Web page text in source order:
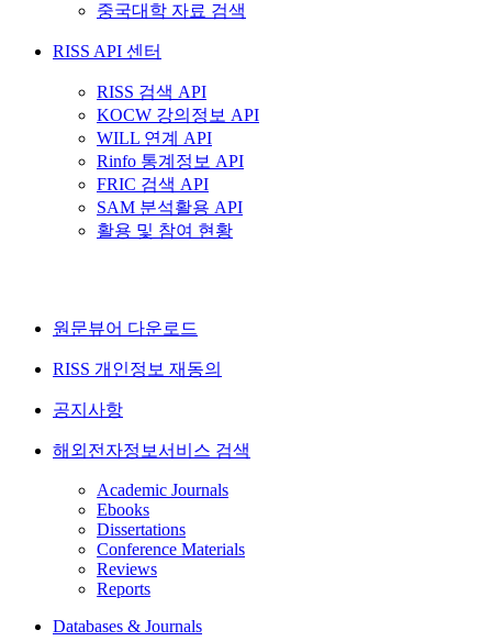
중국대학 자료 검색
RISS API 센터
RISS 검색 API
KOCW 강의정보 API
WILL 연계 API
Rinfo 통계정보 API
FRIC 검색 API
SAM 분석활용 API
활용 및 참여 현황
원문뷰어 다운로드
RISS 개인정보 재동의
공지사항
해외전자정보서비스 검색
Academic Journals
Ebooks
Dissertations
Conference Materials
Reviews
Reports
Databases & Journals